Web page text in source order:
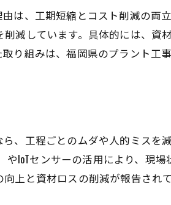
ながらコスト削減を実現
トダウンを同時に叶える工夫
を確保するプラント工事管理術
プラントコストを抑える
率化がコスト抑制に直結する理由
組みがもたらすコスト削減効果
ト工事効率化の実践ポイント
は、工期短縮とコスト削減の両
減しています。具体的には、資
り組みは、福岡県のプラント工
、工程ごとのムダや人的ミスを
IoTセンサーの活用により、現
上と資材ロスの削減が報告され